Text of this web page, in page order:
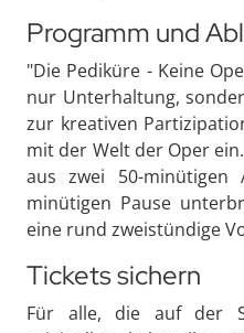
Programm und
"Die Pediküre - Keine
nur Unterhaltung,
zur kreativen
mit der Welt der Oper
aus zwei 50-
minütigen Pause
eine rund zweistündige
Tickets sichern
Für alle, die auf der